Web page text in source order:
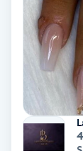
Fet hårbotten
Fibromassage